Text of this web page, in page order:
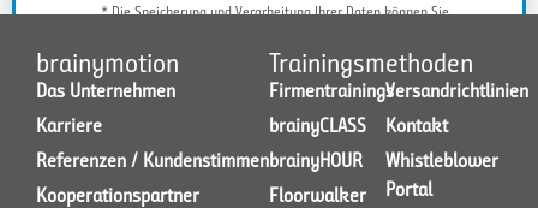
* Die Speicherung und Verarbeitung Ihrer Daten können Sie
JETZT KONTAKT AUFNEHMEN
brainymotion
Das Unternehmen
Karriere
Referenzen / Kundenstimmen
Kooperationspartner
Trainingsmethoden
Firmentrainings
brainyCLASS
brainyHOUR
Floorwalker
Versandrichtlinien
Kontakt
Whistleblower
Portal